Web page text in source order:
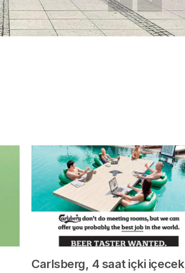
Carlsberg, 4 saat içki içecek